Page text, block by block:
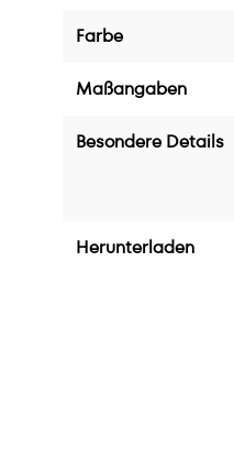
Farbe
Maßangaben
Besondere Details
Herunterladen